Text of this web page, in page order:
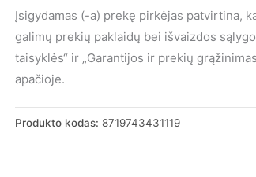
Įsigydamas (-a) prekę pirkėjas patvirtina,
galimų prekių paklaidų bei išvaizdos
taisyklės“ ir „Garantijos ir prekių
apačioje.
Produkto kodas: 8719743431119